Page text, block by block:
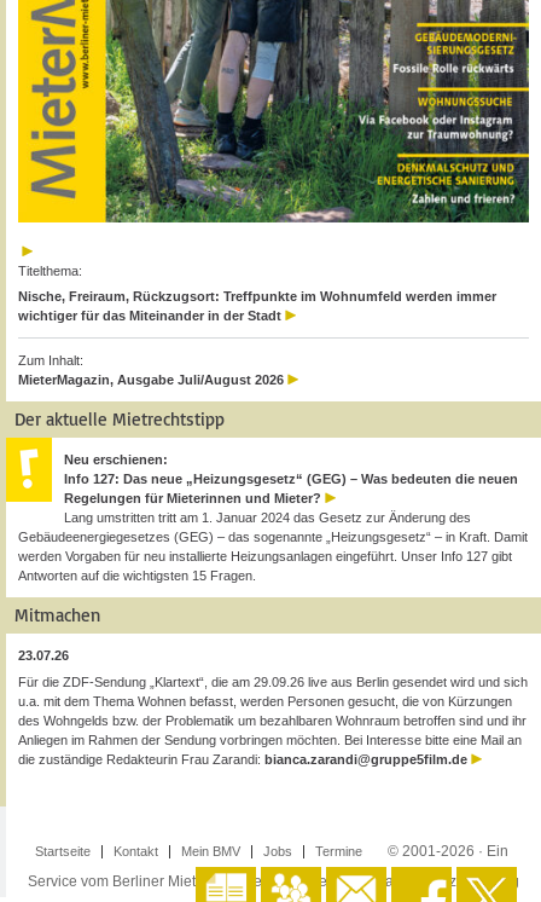
Titelthema:
Nische, Freiraum, Rückzugsort: Treffpunkte im Wohnumfeld werden immer
wichtiger für das Miteinander in der Stadt
Zum Inhalt:
MieterMagazin, Ausgabe Juli/August 2026
Der aktuelle Mietrechtstipp
Neu erschienen:
Info 127: Das neue „Heizungsgesetz“ (GEG) – Was bedeuten die neuen
Regelungen für Mieterinnen und Mieter?
Lang umstritten tritt am 1. Januar 2024 das Gesetz zur Änderung des
Gebäudeenergiegesetzes (GEG) – das sogenannte „Heizungsgesetz“ – in Kraft. Damit
werden Vorgaben für neu installierte Heizungsanlagen eingeführt. Unser Info 127 gibt
Antworten auf die wichtigsten 15 Fragen.
Mitmachen
23.07.26
Für die ZDF-Sendung „Klartext“, die am 29.09.26 live aus Berlin gesendet wird und sich
u.a. mit dem Thema Wohnen befasst, werden Personen gesucht, die von Kürzungen
des Wohngelds bzw. der Problematik um bezahlbaren Wohnraum betroffen sind und ihr
Anliegen im Rahmen der Sendung vorbringen möchten. Bei Interesse bitte eine Mail an
die zuständige Redakteurin Frau Zarandi: bianca.zarandi@gruppe5film.de
Startseite Kontakt Mein BMV Jobs Termine
© 2001-2026 · Ein
Service vom Berliner Mieterverein e.V. ·Impressum·Datenschutzerklärung